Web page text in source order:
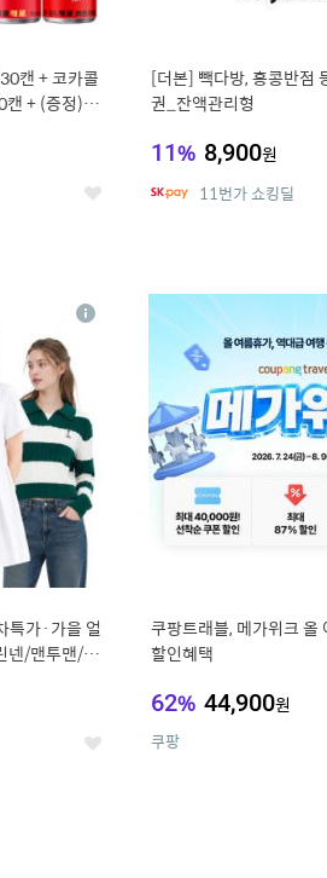
캔 + 코카콜
+ (증정) 콜
좋
[더본] 빽다방, 홍콩반점
권_잔액관리형
11% 8,900원
11번가 쇼킹딜
특가·가을 얼
넨/맨투맨/슬
좋
상
8
쿠팡트래블, 메가위크 올
할인혜택
62% 44,900원
쿠팡